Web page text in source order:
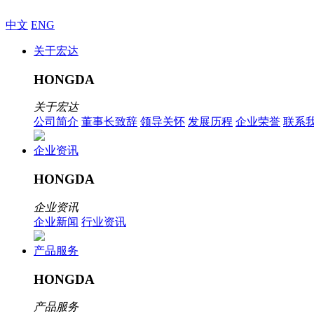
中文 ENG
关于宏达
HONGDA
关于宏达
公司简介 董事长致辞 领导关怀 发展历程 企业荣誉 联系
企业资讯
HONGDA
企业资讯
企业新闻 行业资讯
产品服务
HONGDA
产品服务